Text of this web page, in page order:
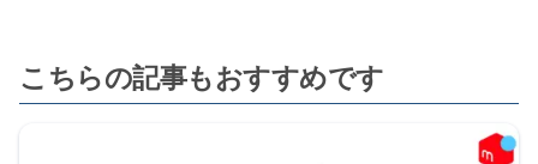
こちらの記事もおすすめです